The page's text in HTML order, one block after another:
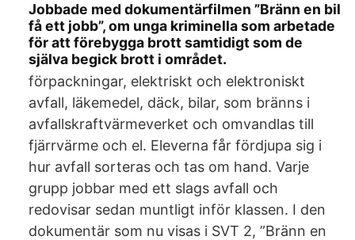
Jobbade med dokumentärfilmen ”Bränn en bil
få ett jobb”, om unga kriminella som arbetade
för att förebygga brott samtidigt som de
själva begick brott i området.
förpackningar, elektriskt och elektroniskt
avfall, läkemedel, däck, bilar, som bränns i
avfallskraftvärmeverket och omvandlas till
fjärrvärme och el. Eleverna får fördjupa sig i
hur avfall sorteras och tas om hand. Varje
grupp jobbar med ett slags avfall och
redovisar sedan muntligt inför klassen. I den
dokumentär som nu visas i SVT 2, ”Bränn en